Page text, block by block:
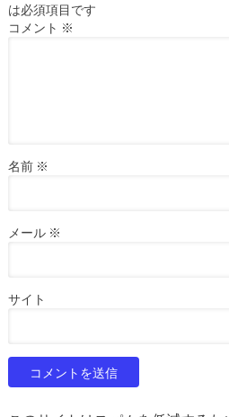
は必須項目です
コメント ※
名前 ※
メール ※
サイト